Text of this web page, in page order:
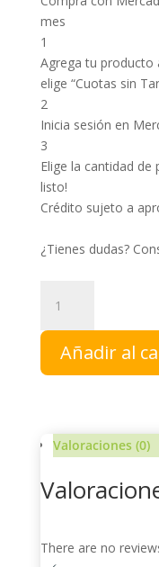
mes
1
Agrega tu producto
elige “Cuotas sin
2
Inicia sesión en
3
Elige la cantidad de
listo!
Crédito sujeto a
¿Tienes dudas?
|
Degeslent
cantidad
Añadir al
Valoraciones (0)
There are no